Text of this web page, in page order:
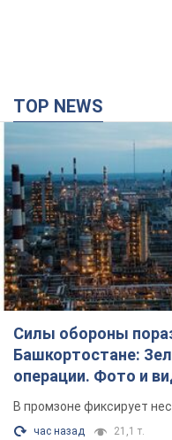
TOP NEWS
Силы обороны
Башкортостане:
операции. Фото и
В промзоне фиксирует
час назад 21,1 т.